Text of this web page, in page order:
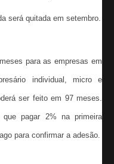
será quitada em setembro.
para as empresas em
individual, micro e
ser feito em 97 meses.
pagar 2% na primeira
para confirmar a adesão.